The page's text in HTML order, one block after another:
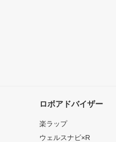
ロボアドバイザー
楽ラップ
ウェルスナビ×R